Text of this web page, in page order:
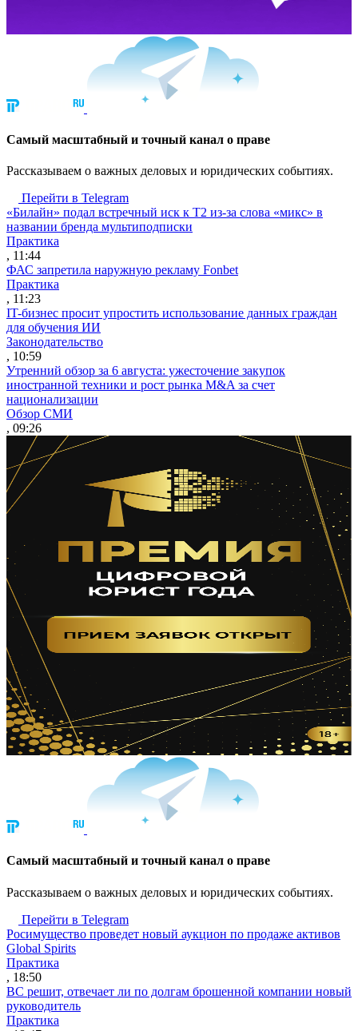
Cамый масштабный и точный канал о праве
Рассказываем о важных деловых и юридических событиях.
Перейти в Telegram
«Билайн» подал встречный иск к Т2 из-за слова «микс» в
названии бренда мультиподписки
Практика
, 11:44
ФАС запретила наружную рекламу Fonbet
Практика
, 11:23
IT-бизнес просит упростить использование данных граждан
для обучения ИИ
Законодательство
, 10:59
Утренний обзор за 6 августа: ужесточение закупок
иностранной техники и рост рынка M&A за счет
национализации
Обзор СМИ
, 09:26
Cамый масштабный и точный канал о праве
Рассказываем о важных деловых и юридических событиях.
Перейти в Telegram
Росимущество проведет новый аукцион по продаже активов
Global Spirits
Практика
, 18:50
ВС решит, отвечает ли по долгам брошенной компании новый
руководитель
Практика